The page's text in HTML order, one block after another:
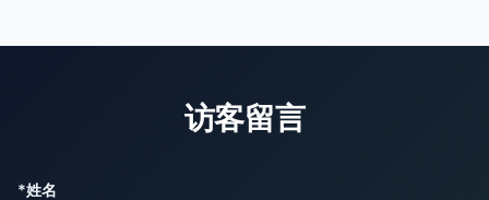
访客留言
*姓名